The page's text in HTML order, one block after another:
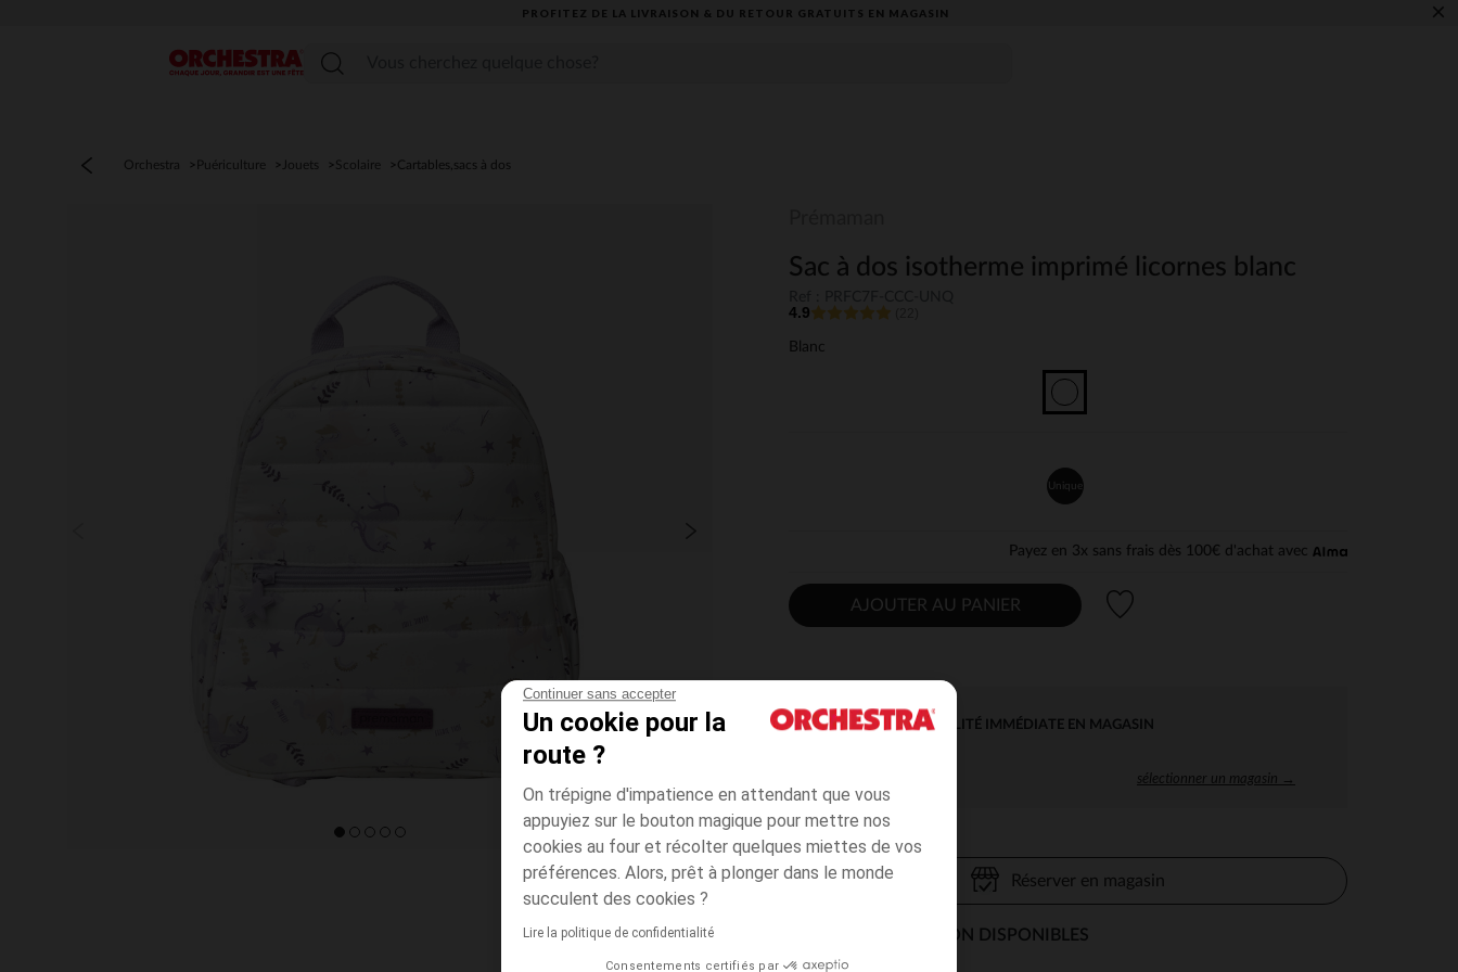
Continuer sans accepter
Un cookie pour la
route ?
On trépigne d'impatience en attendant que vous
appuyiez sur le bouton magique pour mettre nos
cookies au four et récolter quelques miettes de vos
préférences. Alors, prêt à plonger dans le monde
succulent des cookies ?
Lire la politique de confidentialité
Consentements certifiés par
PROFITEZ DE LA LIVRAISON & DU RETOUR GRATUITS EN MAGASIN​ ×
Menu
Orchestra Puériculture Jouets Scolaire Cartables,sacs à dos
Sac à dos isotherme imprimé licornes blanc
4.9
Blanc
Unique
Payez en 3x sans frais dès 100€ d'achat avec
AJOUTER AU PANIER
DISPONIBILITÉ IMMÉDIATE EN MAGASIN
sélectionner un magasin →
Réserver en magasin
MODES DE LIVRAISON DISPONIBLES